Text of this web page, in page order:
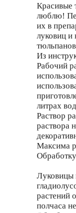
Красивые
люблю!
их в
луковиц и
Из
Рабочий
литрах
Раствор
раствора
Максима
Луковицы
растений
полчаса